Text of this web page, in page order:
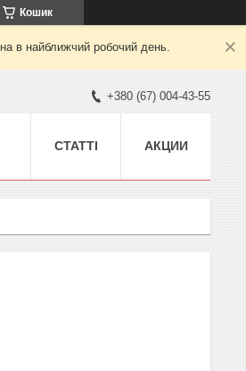
Кошик
в найближчий робочий день.
+380 (67) 004-43-55
СТАТТІ АКЦИИ